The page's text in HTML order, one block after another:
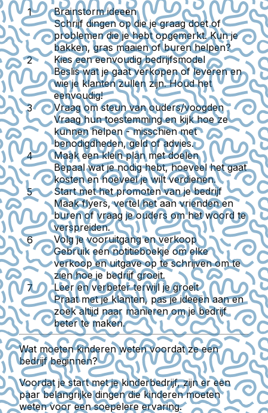
Brainstorm ideeën
Schrijf dingen op die je graag doet of
problemen die je hebt opgemerkt. Kun je
bakken, gras maaien of buren helpen?
Kies een eenvoudig bedrijfsmodel
Beslis wat je gaat verkopen of leveren en
wie je klanten zullen zijn. Houd het
eenvoudig!
Vraag om steun van ouders/voogden
Vraag hun toestemming en kijk hoe ze
kunnen helpen - misschien met
benodigdheden, geld of advies.
Maak een klein plan met doelen
Bepaal wat je nodig hebt, hoeveel het gaat
kosten en hoeveel je wilt verdienen.
Start met het promoten van je bedrijf
Maak flyers, vertel het aan vrienden en
buren of vraag je ouders om het woord te
verspreiden.
Volg je vooruitgang en verkoop
Gebruik een notitieboekje om elke
verkoop en uitgave op te schrijven om te
zien hoe je bedrijf groeit.
Leer en verbeter terwijl je groeit
Praat met je klanten, pas je ideeën aan en
zoek altijd naar manieren om je bedrijf
beter te maken.
Wat moeten kinderen weten voordat ze een
bedrijf beginnen?
Voordat je start met je kinderbedrijf, zijn er een
paar belangrijke dingen die kinderen moeten
weten voor een soepelere ervaring.